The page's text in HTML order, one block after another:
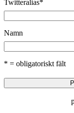
Twitteralias*
Namn
* = obligatoriskt fält